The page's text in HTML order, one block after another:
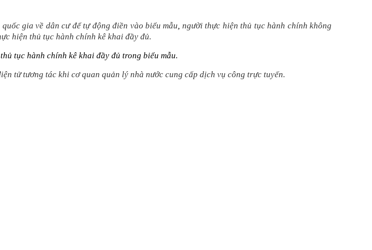
gia về dân cư để tự động điền vào biểu mẫu người thực hiện thủ tục hành chính không
hiện thủ tục hành chính kê khai đầy đủ.
tục hành chính kê khai đầy đủ trong biểu mẫu.
tử tương tác khi cơ quan quản lý nhà nước cung cấp dịch vụ công trực tuyến.